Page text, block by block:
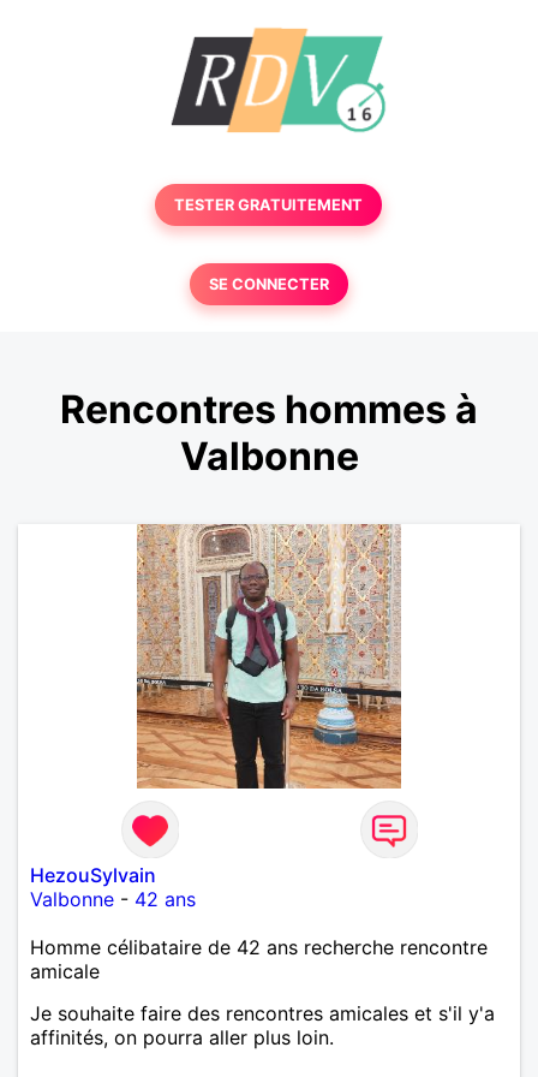
TESTER GRATUITEMENT
SE CONNECTER
Rencontres hommes à
Valbonne
HezouSylvain
Valbonne - 42 ans
Homme célibataire de 42 ans recherche rencontre
amicale
Je souhaite faire des rencontres amicales et s'il y'a
affinités, on pourra aller plus loin.